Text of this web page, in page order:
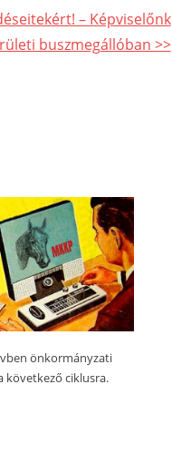
– Képviselőnk
buszmegállóban >>
önkormányzati
következő ciklusra.